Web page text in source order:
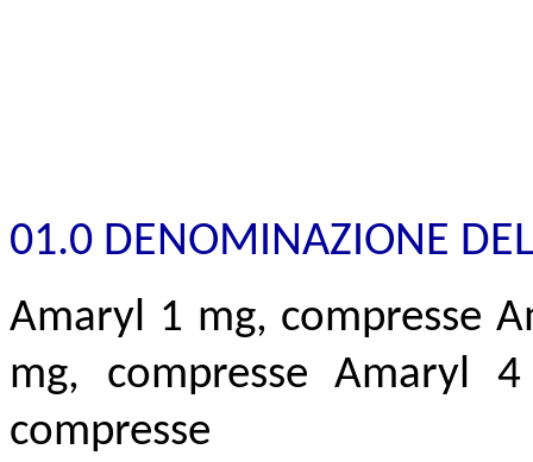
01.0 DENOMINAZIONE
Amaryl 1 mg, compresse
mg, compresse Amaryl
compresse